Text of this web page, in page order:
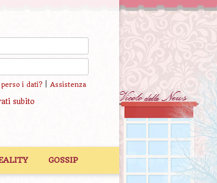
perso i dati?| Assistenza
subito
GOSSIP